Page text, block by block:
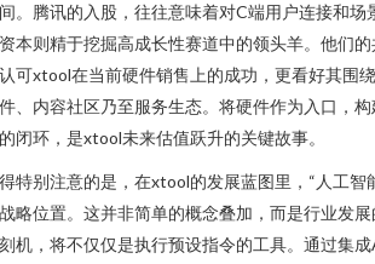
。腾讯的入股，往往意味着对C端用户连接和场
本则精于挖掘高成长性赛道中的领头羊。他们
可xtool在当前硬件销售上的成功，更看好其围
、内容社区乃至服务生态。将硬件作为入口，
闭环，是xtool未来估值跃升的关键故事。
特别注意的是，在xtool的发展蓝图里，“人工智
略位置。这并非简单的概念叠加，而是行业发
机，将不仅仅是执行预设指令的工具。通过集